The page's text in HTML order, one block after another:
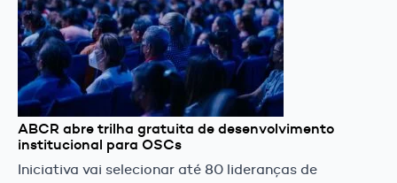
ABCR abre trilha gratuita de desenvolvimento
institucional para OSCs
Iniciativa vai selecionar até 80 lideranças de